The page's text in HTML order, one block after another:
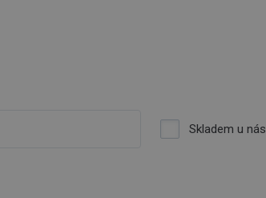
Skladem u nás